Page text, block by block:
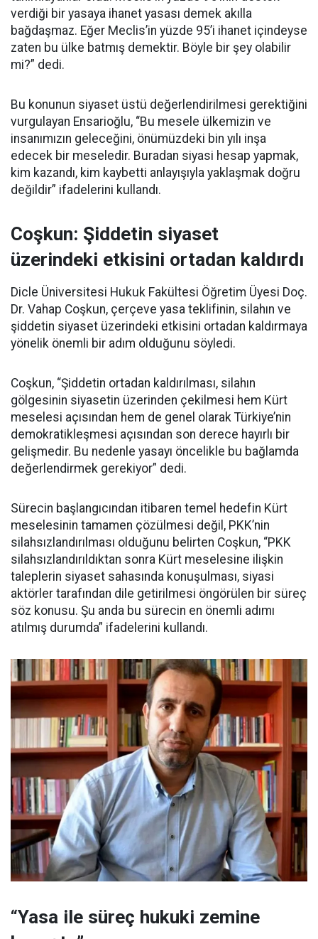
verdiği bir yasaya ihanet yasası demek akılla
bağdaşmaz. Eğer Meclis’in yüzde 95’i ihanet içindeyse
zaten bu ülke batmış demektir. Böyle bir şey olabilir
mi?” dedi.
Bu konunun siyaset üstü değerlendirilmesi gerektiğini
vurgulayan Ensarioğlu, “Bu mesele ülkemizin ve
insanımızın geleceğini, önümüzdeki bin yılı inşa
edecek bir meseledir. Buradan siyasi hesap yapmak,
kim kazandı, kim kaybetti anlayışıyla yaklaşmak doğru
değildir” ifadelerini kullandı.
Coşkun: Şiddetin siyaset
üzerindeki etkisini ortadan kaldırdı
Dicle Üniversitesi Hukuk Fakültesi Öğretim Üyesi Doç.
Dr. Vahap Coşkun, çerçeve yasa teklifinin, silahın ve
şiddetin siyaset üzerindeki etkisini ortadan kaldırmaya
yönelik önemli bir adım olduğunu söyledi.
Coşkun, “Şiddetin ortadan kaldırılması, silahın
gölgesinin siyasetin üzerinden çekilmesi hem Kürt
meselesi açısından hem de genel olarak Türkiye’nin
demokratikleşmesi açısından son derece hayırlı bir
gelişmedir. Bu nedenle yasayı öncelikle bu bağlamda
değerlendirmek gerekiyor” dedi.
Sürecin başlangıcından itibaren temel hedefin Kürt
meselesinin tamamen çözülmesi değil, PKK’nin
silahsızlandırılması olduğunu belirten Coşkun, “PKK
silahsızlandırıldıktan sonra Kürt meselesine ilişkin
taleplerin siyaset sahasında konuşulması, siyasi
aktörler tarafından dile getirilmesi öngörülen bir süreç
söz konusu. Şu anda bu sürecin en önemli adımı
atılmış durumda” ifadelerini kullandı.
“Yasa ile süreç hukuki zemine